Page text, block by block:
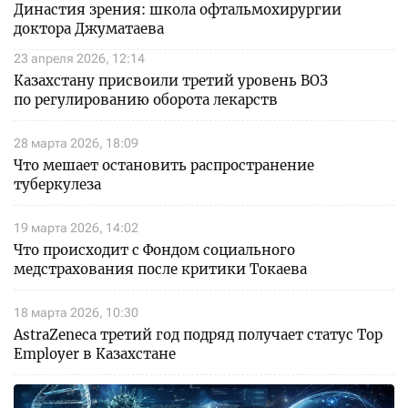
Династия зрения: школа офтальмохирургии
доктора Джуматаева
23 апреля 2026, 12:14
Казахстану присвоили третий уровень ВОЗ
по регулированию оборота лекарств
28 марта 2026, 18:09
Что мешает остановить распространение
туберкулеза
19 марта 2026, 14:02
Что происходит с Фондом социального
медстрахования после критики Токаева
18 марта 2026, 10:30
AstraZeneca третий год подряд получает статус Top
Employer в Казахстане